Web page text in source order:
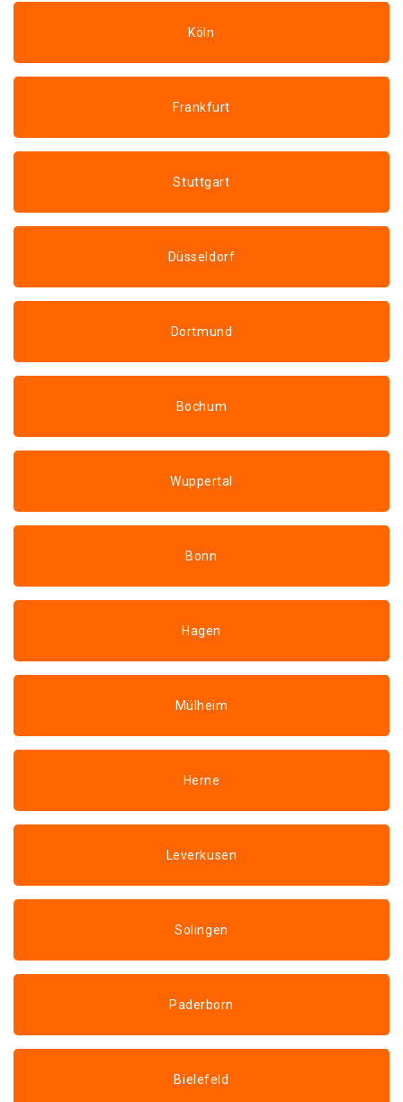
Köln
Frankfurt
Stuttgart
Düsseldorf
Dortmund
Bochum
Wuppertal
Bonn
Hagen
Mülheim
Herne
Leverkusen
Solingen
Paderborn
Bielefeld